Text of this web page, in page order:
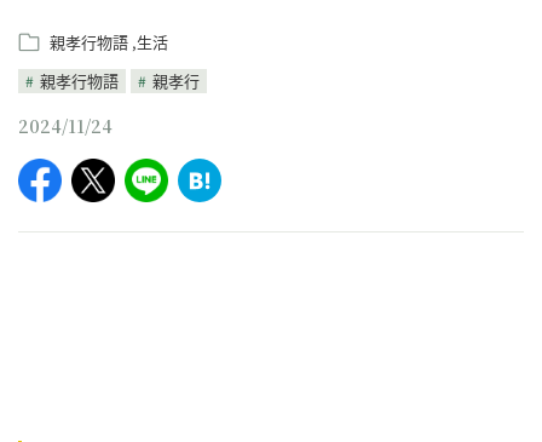
親孝行物語 生活
親孝行物語
親孝行
2024/11/24